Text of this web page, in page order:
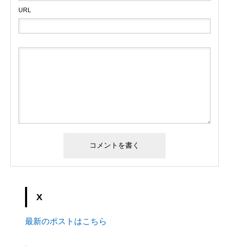
URL
X
最新のポストはこちら